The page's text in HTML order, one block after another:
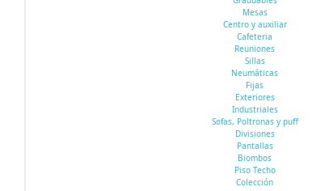
Mesas
Centro y auxiliar
Cafeteria
Reuniones
Sillas
Neumáticas
Fijas
Exteriores
Industriales
Sofas, Poltronas y puff
Divisiones
Pantallas
Biombos
Piso Techo
Colección